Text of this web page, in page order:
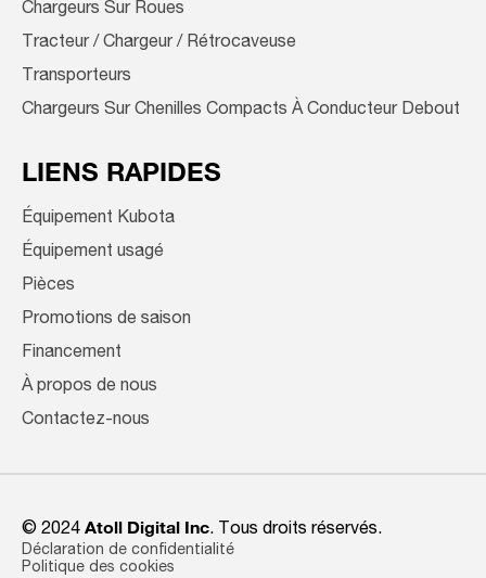
Chargeurs Sur Roues
Tracteur / Chargeur / Rétrocaveuse
Transporteurs
Chargeurs Sur Chenilles Compacts À Conducteur Debout
LIENS RAPIDES
Équipement Kubota
Équipement usagé
Pièces
Promotions de saison
Financement
À propos de nous
Contactez-nous
© 2024 Atoll Digital Inc. Tous droits réservés.
Déclaration de confidentialité
Politique des cookies